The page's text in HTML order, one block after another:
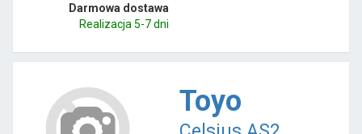
Darmowa dostawa
Realizacja 5-7 dni
Toyo